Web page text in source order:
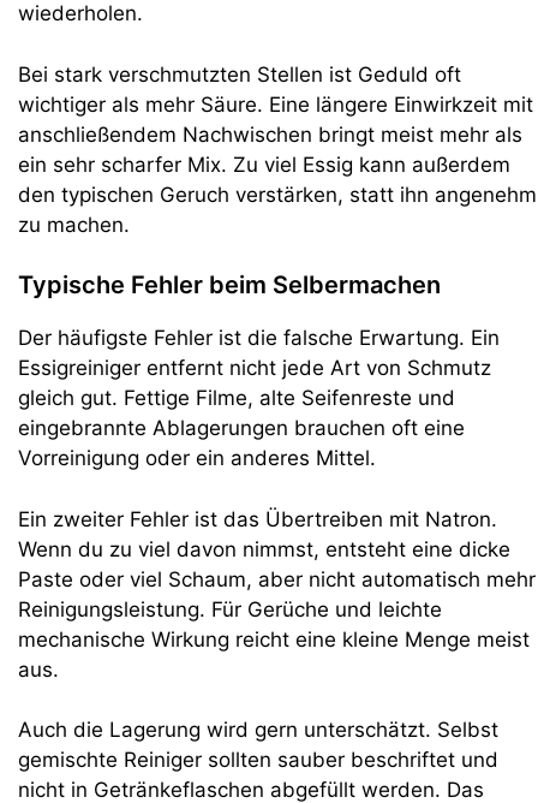
wiederholen.
Bei stark verschmutzten Stellen ist Geduld oft
wichtiger als mehr Säure. Eine längere Einwirkzeit mit
anschließendem Nachwischen bringt meist mehr als
ein sehr scharfer Mix. Zu viel Essig kann außerdem
den typischen Geruch verstärken, statt ihn angenehm
zu machen.
Typische Fehler beim Selbermachen
Der häufigste Fehler ist die falsche Erwartung. Ein
Essigreiniger entfernt nicht jede Art von Schmutz
gleich gut. Fettige Filme, alte Seifenreste und
eingebrannte Ablagerungen brauchen oft eine
Vorreinigung oder ein anderes Mittel.
Ein zweiter Fehler ist das Übertreiben mit Natron.
Wenn du zu viel davon nimmst, entsteht eine dicke
Paste oder viel Schaum, aber nicht automatisch mehr
Reinigungsleistung. Für Gerüche und leichte
mechanische Wirkung reicht eine kleine Menge meist
aus.
Auch die Lagerung wird gern unterschätzt. Selbst
gemischte Reiniger sollten sauber beschriftet und
nicht in Getränkeflaschen abgefüllt werden. Das